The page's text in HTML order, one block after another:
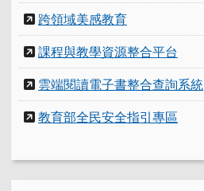
跨領域美感教育
課程與教學資源整合平台
雲端閱讀電子書整合查詢系統
教育部全民安全指引專區